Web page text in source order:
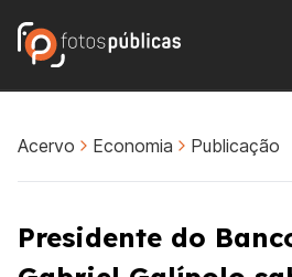
Acervo Economia Publicação
Presidente do